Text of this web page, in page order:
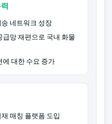
네트워크 성장
급망 재편으로 국내 화물
에 대한 수요 증가
매칭 플랫폼 도입